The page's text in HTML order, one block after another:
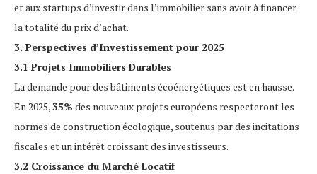
et aux startups d’investir dans l’immobilier sans avoir à financer
la totalité du prix d’achat.
3. Perspectives d’Investissement pour 2025
3.1 Projets Immobiliers Durables
La demande pour des bâtiments écoénergétiques est en hausse.
En 2025,35% des nouveaux projets européens respecteront les
normes de construction écologique, soutenus par des incitations
fiscales et un intérêt croissant des investisseurs.
3.2 Croissance du Marché Locatif